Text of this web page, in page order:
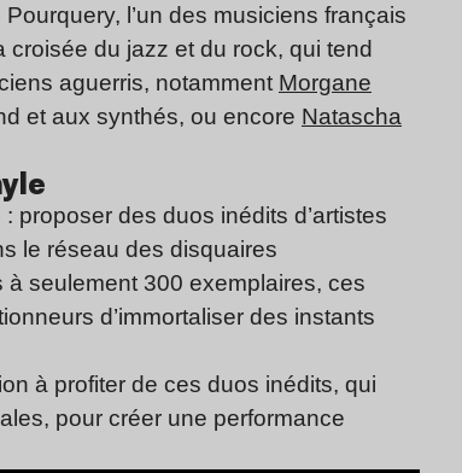
l’un des musiciens français
croisée du jazz et du rock, qui tend
aguerris, notamment Morgane
et aux synthés, ou encore Natascha
proposer des duos inédits d’artistes
le réseau des disquaires
à seulement 300 exemplaires, ces
d’immortaliser des instants
à profiter de ces duos inédits, qui
pour créer une performance